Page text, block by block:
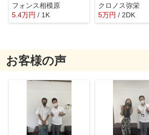
フォンス相模原
5.4万円 / 1K
クロノス弥栄
5万円 / 2DK
お客様の声